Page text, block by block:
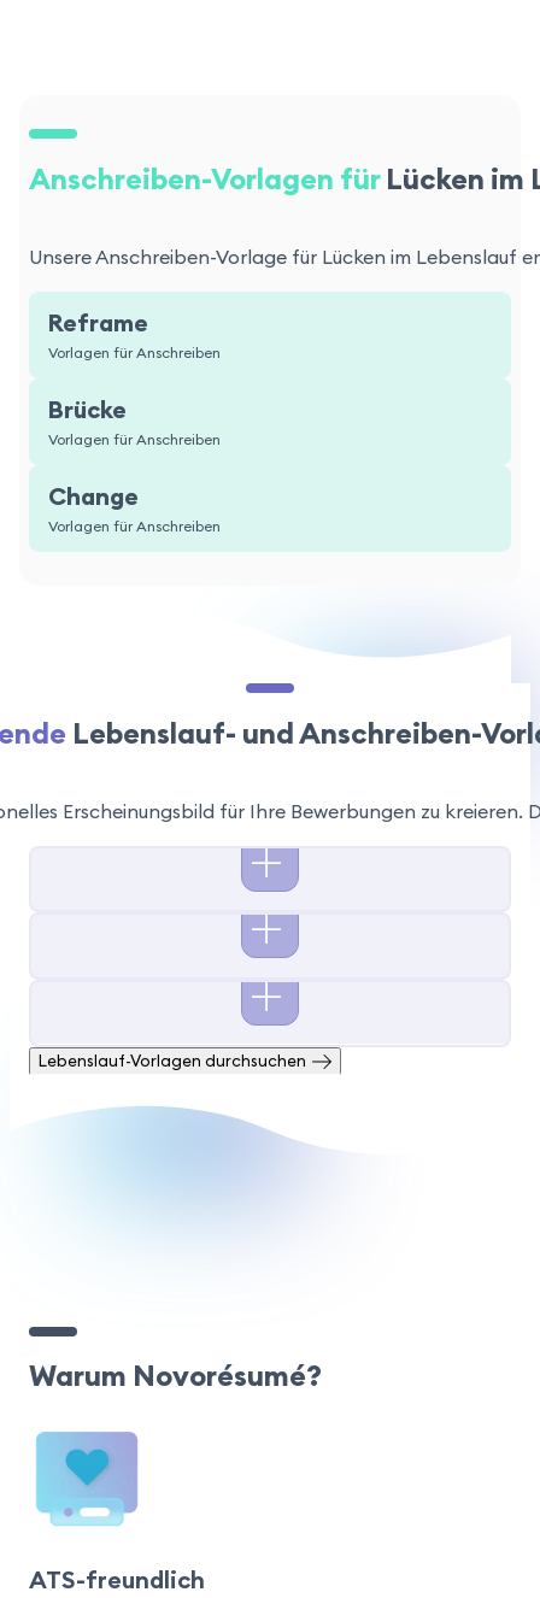
Anschreiben-Vorlagen für Lücken im
Unsere Anschreiben-Vorlage für Lücken im Lebenslauf
Reframe
Vorlagen für Anschreiben
Brücke
Vorlagen für Anschreiben
Change
Vorlagen für Anschreiben
Lebenslauf- und Anschreiben-
Erscheinungsbild für Ihre Bewerbungen zu
Lebenslauf-Vorlagen durchsuchen
Warum Novorésumé?
ATS-freundlich